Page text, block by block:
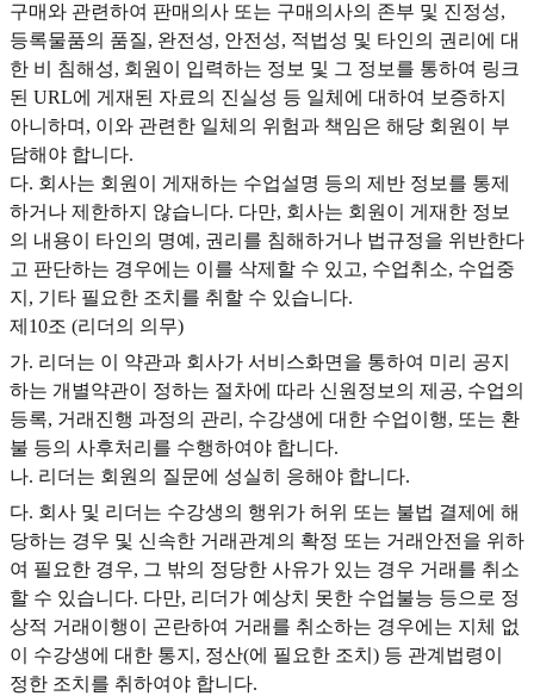
구매와 관련하여 판매의사 또는 구매의사의 존부 및 진정성,
등록물품의 품질, 완전성, 안전성, 적법성 및 타인의 권리에 대
한 비 침해성, 회원이 입력하는 정보 및 그 정보를 통하여 링크
된 URL에 게재된 자료의 진실성 등 일체에 대하여 보증하지
아니하며, 이와 관련한 일체의 위험과 책임은 해당 회원이 부
담해야 합니다.
다. 회사는 회원이 게재하는 수업설명 등의 제반 정보를 통제
하거나 제한하지 않습니다. 다만, 회사는 회원이 게재한 정보
의 내용이 타인의 명예, 권리를 침해하거나 법규정을 위반한다
고 판단하는 경우에는 이를 삭제할 수 있고, 수업취소, 수업중
지, 기타 필요한 조치를 취할 수 있습니다.
제10조 (리더의 의무)
가. 리더는 이 약관과 회사가 서비스화면을 통하여 미리 공지
하는 개별약관이 정하는 절차에 따라 신원정보의 제공, 수업의
등록, 거래진행 과정의 관리, 수강생에 대한 수업이행, 또는 환
불 등의 사후처리를 수행하여야 합니다.
나. 리더는 회원의 질문에 성실히 응해야 합니다.
다. 회사 및 리더는 수강생의 행위가 허위 또는 불법 결제에 해
당하는 경우 및 신속한 거래관계의 확정 또는 거래안전을 위하
여 필요한 경우, 그 밖의 정당한 사유가 있는 경우 거래를 취소
할 수 있습니다. 다만, 리더가 예상치 못한 수업불능 등으로 정
상적 거래이행이 곤란하여 거래를 취소하는 경우에는 지체 없
이 수강생에 대한 통지, 정산(에 필요한 조치) 등 관계법령이
정한 조치를 취하여야 합니다.